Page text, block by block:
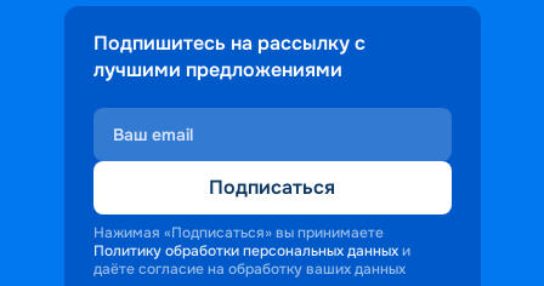
Подпишитесь на рассылку с
лучшими предложениями
Подписаться
Нажимая «Подписаться» вы принимаете
Политику обработки персональных данных и
даёте согласие на обработку ваших данных